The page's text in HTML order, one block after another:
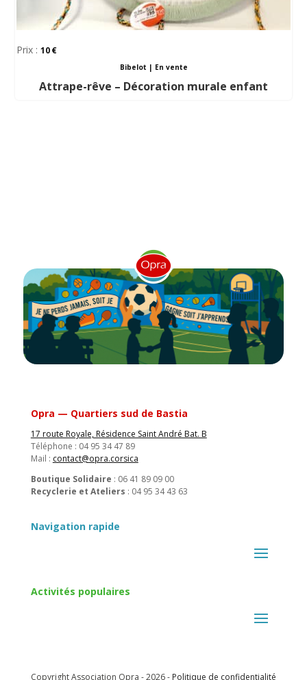
Prix :10
Bibelot | En vente
Attrape-rêve – Décoration murale enfant
Opra — Quartiers sud de Bastia
17 route Royale, Résidence Saint André Bat. B
Téléphone : 04 95 34 47 89
Mail : contact@opra.corsica
Boutique Solidaire : 06 41 89 09 00
Recyclerie et Ateliers : 04 95 34 43 63
Navigation rapide
Activités populaires
Copyright Association Opra - 2026 - Politique de confidentialité